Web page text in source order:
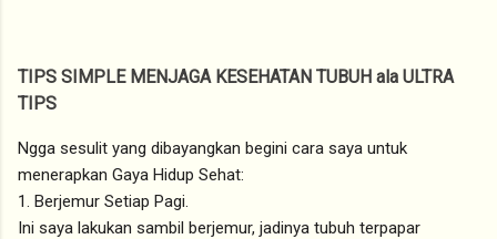
TIPS SIMPLE MENJAGA KESEHATAN TUBUH ala ULTRA
TIPS
Ngga sesulit yang dibayangkan begini cara saya untuk
menerapkan Gaya Hidup Sehat:
1. Berjemur Setiap Pagi.
Ini saya lakukan sambil berjemur, jadinya tubuh terpapar